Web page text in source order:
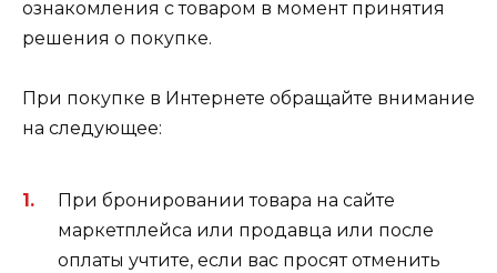
ознакомления с товаром в момент принятия
решения о покупке.
При покупке в Интернете обращайте внимание
на следующее:
При бронировании товара на сайте
маркетплейса или продавца или после
оплаты учтите, если вас просят отменить